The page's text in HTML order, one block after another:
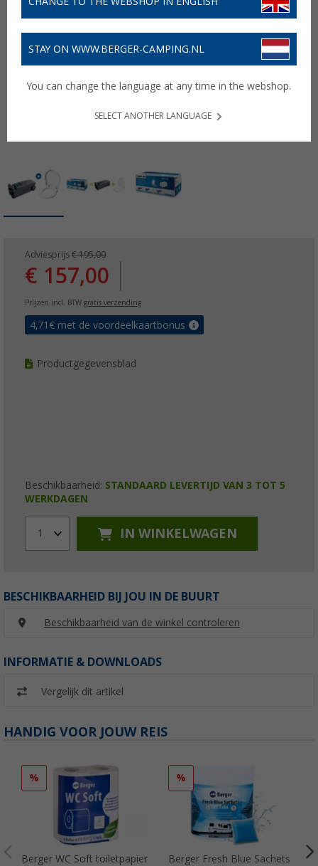
Adviesprijs € 195,00
€ 157,00
Prijzen incl. BTW gratis verzending
4,71 € met de voordeelkaartbonus
Productgegevensblad
Beschikbaarheid: STANDAARD LEVERTIJD VAN 3 TOT 5
WERKDAGEN
1 IN WINKELWAGEN
BESCHIKBAARHEID BIJ JOU IN DE BUURT
Beschikbaarheid van de winkel controleren
INFORMATIE & DOWNLOADS
Vergelijk dit artikel
HANDIG VOOR JOUW REIS
%
Berger WC Soft toiletpapier
%
Berger Fresh Blue Sachets
STAY ON WWW.BERGER-CAMPING.NL
You can change the language at any time in the webshop.
SELECT ANOTHER LANGUAGE